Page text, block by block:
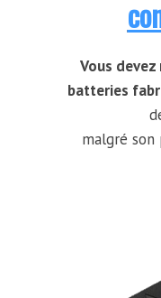
Vous
batteries
malgré son